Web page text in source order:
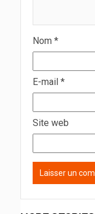
Nom *
E-mail *
Site web